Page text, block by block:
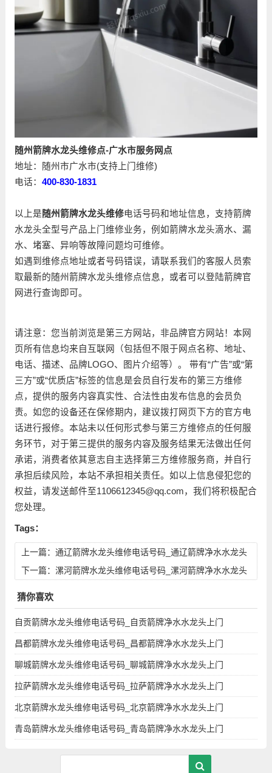
随州箭牌水龙头维修点-广水市服务网点
地址：随州市广水市(支持上门维修)
电话： 400-830-1831
以上是随州箭牌水龙头维修电话号码和地址信息，支持箭牌
水龙头全型号产品上门维修业务，例如箭牌水龙头滴水、漏
水、堵塞、异响等故障问题均可维修。
如遇到维修点地址或者号码错误，请联系我们的客服人员索
取最新的随州箭牌水龙头维修点信息，或者可以登陆箭牌官
网进行查询即可。
请注意：您当前浏览是第三方网站，非品牌官方网站！本网
页所有信息均来自互联网（包括但不限于网点名称、地址、
电话、描述、品牌LOGO、图片介绍等）。 带有“广告”或“第
三方”或“优质店”标签的信息是会员自行发布的第三方维修
点，提供的服务内容真实性、合法性由发布信息的会员负
责。如您的设备还在保修期内，建议拨打网页下方的官方电
话进行报修。本站未以任何形式参与第三方维修点的任何服
务环节，对于第三提供的服务内容及服务结果无法做出任何
承诺，消费者依其意志自主选择第三方维修服务商，并自行
承担后续风险，本站不承担相关责任。如以上信息侵犯您的
权益，请发送邮件至1106612345@qq.com，我们将积极配合
您处理。
Tags：
上一篇： 通辽箭牌水龙头维修电话号码_通辽箭牌净水水龙头
上门维修服务电话查询
下一篇： 漯河箭牌水龙头维修电话号码_漯河箭牌净水水龙头
猜你喜欢
自贡箭牌水龙头维修电话号码_自贡箭牌净水水龙头上门
昌都箭牌水龙头维修电话号码_昌都箭牌净水水龙头上门
聊城箭牌水龙头维修电话号码_聊城箭牌净水水龙头上门
拉萨箭牌水龙头维修电话号码_拉萨箭牌净水水龙头上门
北京箭牌水龙头维修电话号码_北京箭牌净水水龙头上门
青岛箭牌水龙头维修电话号码_青岛箭牌净水水龙头上门